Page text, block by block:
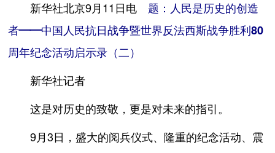
新华社北京9月11日电 题：人民是历史的创造
者——中国人民抗日战争暨世界反法西斯战争胜利80
周年纪念活动启示录（二）
新华社记者
这是对历史的致敬，更是对未来的指引。
9月3日，盛大的阅兵仪式、隆重的纪念活动、震